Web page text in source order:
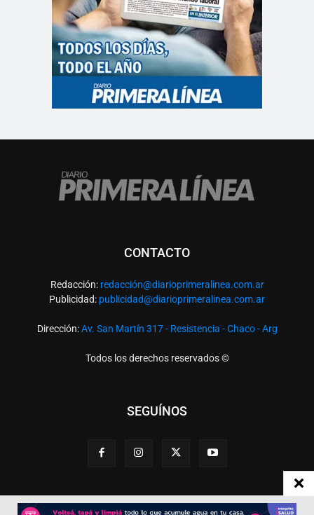
CONTACTO
Redacción: redacción@diarioprimeralinea.com.ar
Publicidad: publicidad@diarioprimeralinea.com.ar
Dirección:Av. San Martín 317 - Resistencia - Chaco - Arg
Todos los derechos reservados ©
SEGUÍNOS